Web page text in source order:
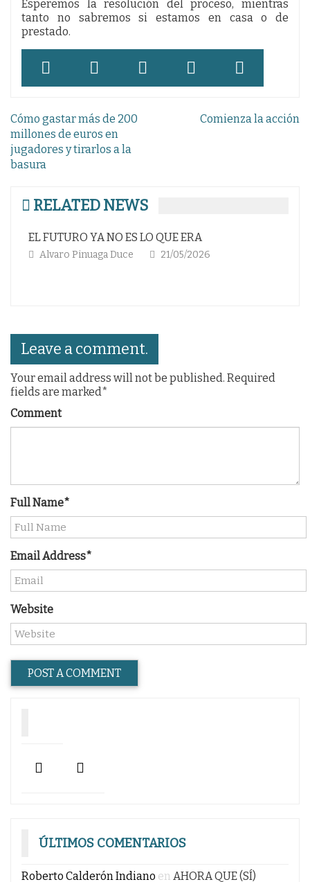
Esperemos la resolución del proceso, mientras
tanto no sabremos si estamos en casa o de
prestado.
Navegación
de
entradas
Cómo gastar más de 200
millones de euros en
jugadores y tirarlos a la
basura
Comienza la acción
RELATED NEWS
COPA AMARGA; RESACA NO DESEADA
Alvaro Pinuaga Duce 24/04/2026
Leave a comment.
Your email address will not be published. Required
fields are marked*
Comment
Full Name*
Email Address*
Website
ÚLTIMOS COMENTARIOS
Roberto Calderón Indiano en AHORA QUE (SÍ)